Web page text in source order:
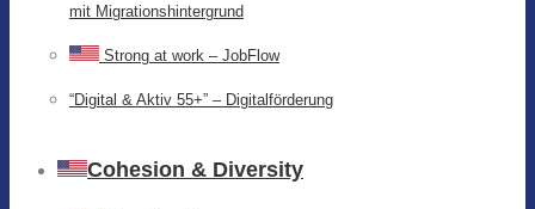
mit Migrationshintergrund
Strong at work – JobFlow
“Digital & Aktiv 55+” – Digitalförderung
Cohesion & Diversity